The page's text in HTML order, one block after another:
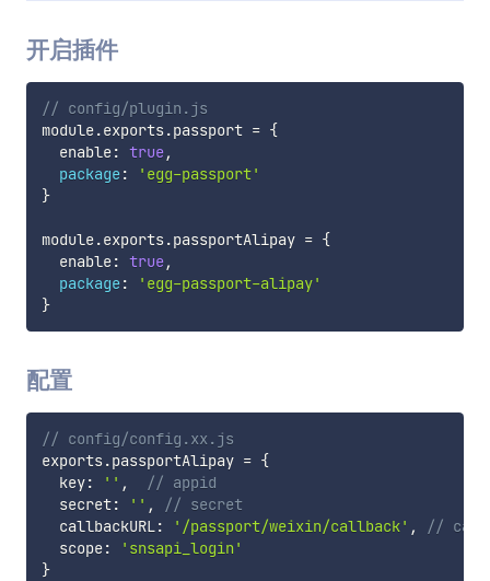
开启插件
// config/plugin.js
module.exports.passport = {
  enable
: true,
package:
'egg-passport'
}
module.exports.passportAlipay = {
  enable
: true,
package:
'egg-passport-alipay'
}
配置
// config/config.xx.js
exports.passportAlipay = {
  key
: '' ,
// appid
  secret
: '' ,
// secret
  callbackURL
: '/passport/weixin/callback' ,
//
  scope
:
'snsapi_login'
}